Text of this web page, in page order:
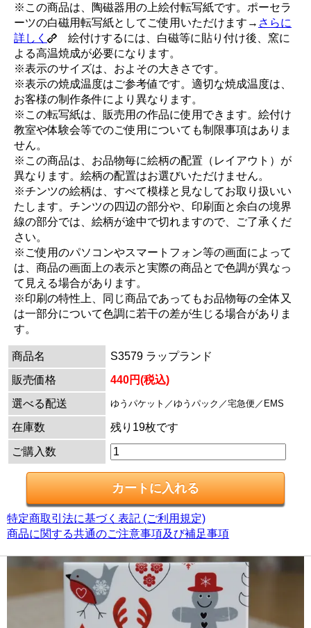
※この商品は、陶磁器用の上絵付転写紙です。ポーセラ
ーツの白磁用転写紙としてご使用いただけます→ さらに
詳しく
絵付けするには、白磁等に貼り付け後、窯に
よる高温焼成が必要になります。
※表示のサイズは、およその大きさです。
※表示の焼成温度はご参考値です。適切な焼成温度は、
お客様の制作条件により異なります。
※この転写紙は、販売用の作品に使用できます。絵付け
教室や体験会等でのご使用についても制限事項はありま
せん。
※この商品は、お品物毎に絵柄の配置（レイアウト）が
異なります。絵柄の配置はお選びいただけません。
※チンツの絵柄は、すべて模様と見なしてお取り扱いい
たします。チンツの四辺の部分や、印刷面と余白の境界
線の部分では、絵柄が途中で切れますので、ご了承くだ
さい。
※ご使用のパソコンやスマートフォン等の画面によって
は、商品の画面上の表示と実際の商品とで色調が異なっ
て見える場合があります。
※印刷の特性上、同じ商品であってもお品物毎の全体又
は一部分について色調に若干の差が生じる場合がありま
す。
商品名
S3579 ラップランド
販売価格
440円(税込)
選べる配送
ゆうパケット／ゆうパック／宅急便／EMS
在庫数 残り19枚です
ご購入数
特定商取引法に基づく表記 (ご利用規定)
商品に関する共通のご注意事項及び補足事項